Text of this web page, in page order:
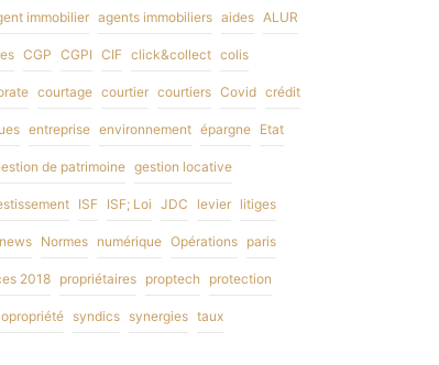
immobilier agents immobiliers aides ALUR
CGP CGPI CIF click&collect colis
courtage courtier courtiers Covid crédit
entreprise environnement épargne Etat
de patrimoine gestion locative
ISF ISF; Loi JDC levier litiges
news Normes numérique Opérations paris
2018 propriétaires proptech protection
syndics synergies taux